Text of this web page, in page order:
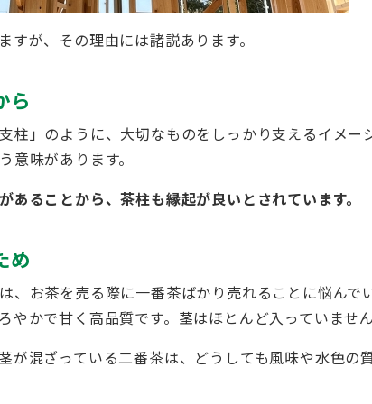
が、その理由には諸説あります。
ら
柱」のように、大切なものをしっかり支えるイメー
意味があります。
あることから、茶柱も縁起が良いとされています。
め
、お茶を売る際に一番茶ばかり売れることに悩んで
かで甘く高品質です。茎はほとんど入っていません
が混ざっている二番茶は、どうしても風味や水色の